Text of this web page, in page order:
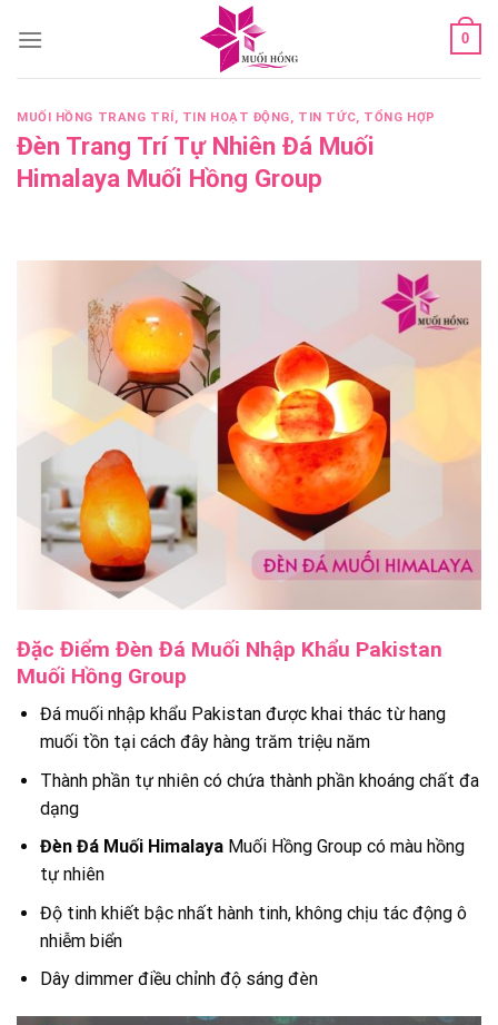
0
MUỐI HỒNG TRANG TRÍ, TIN HOẠT ĐỘNG, TIN TỨC, TỔNG HỢP
Đèn Trang Trí Tự Nhiên Đá Muối
Himalaya Muối Hồng Group
Đặc Điểm Đèn Đá Muối Nhập Khẩu Pakistan
Muối Hồng Group
Đá muối nhập khẩu Pakistan được khai thác từ hang
muối tồn tại cách đây hàng trăm triệu năm
Thành phần tự nhiên có chứa thành phần khoáng chất đa
dạng
Đèn Đá Muối HimalayaMuối Hồng Group có màu hồng
tự nhiên
Độ tinh khiết bậc nhất hành tinh, không chịu tác động ô
nhiễm biển
Dây dimmer điều chỉnh độ sáng đèn